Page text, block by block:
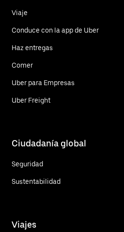
Viaje
Conduce con la app de Uber
Haz entregas
Comer
Uber para Empresas
Uber Freight
Ciudadanía global
Seguridad
Sustentabilidad
Viajes